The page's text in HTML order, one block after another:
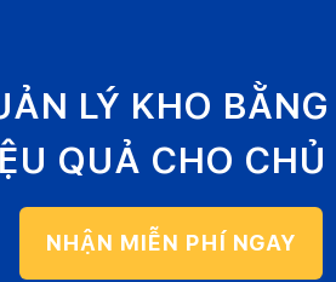
LÝ KHO
QUẢ CHO CHỦ
NHẬN MIỄN PHÍ NGAY